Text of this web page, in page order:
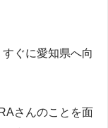
ぐに愛知県へ向
さんのことを面